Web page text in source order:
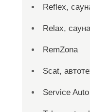
Reflex,
Relax,
RemZona
Scat,
Service Auto